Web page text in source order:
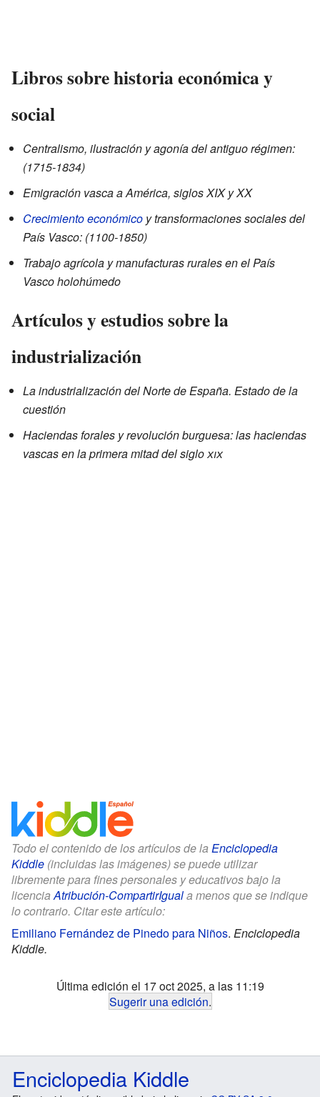
Libros sobre historia económica y
social
Centralismo, ilustración y agonía del antiguo régimen:
(1715-1834)
Emigración vasca a América, siglos XIX y XX
Crecimiento económico y transformaciones sociales del
País Vasco: (1100-1850)
Trabajo agrícola y manufacturas rurales en el País
Vasco holohúmedo
Artículos y estudios sobre la
industrialización
La industrialización del Norte de España. Estado de la
cuestión
Haciendas forales y revolución burguesa: las haciendas
vascas en la primera mitad del sigloxix
Todo el contenido de los artículos de la Enciclopedia
Kiddle (incluidas las imágenes) se puede utilizar
libremente para fines personales y educativos bajo la
licenciaAtribución-CompartirIguala menos que se indique
lo contrario. Citar este artículo:
Emiliano Fernández de Pinedo para Niños. Enciclopedia
Kiddle.
Última edición el 17 oct 2025, a las 11:19
Sugerir una edición.
Enciclopedia Kiddle